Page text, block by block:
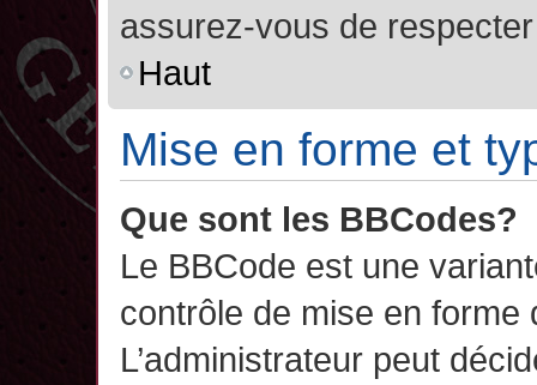
assurez-vous de
Haut
Mise en forme et
Que sont les BBCodes?
Le BBCode est une
contrôle de mise en forme
L’administrateur peut